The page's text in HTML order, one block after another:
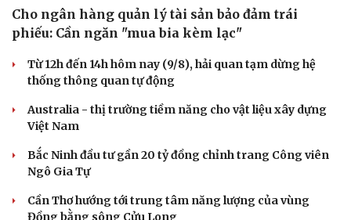
thực đường phố hàng đầu thế giới
Nối đà tăng trưởng, du lịch Vĩnh Long hấp dẫn khách
Công nghiệp giải trí "chắp cánh" cho điểm đến du lịch
KINH TẾ